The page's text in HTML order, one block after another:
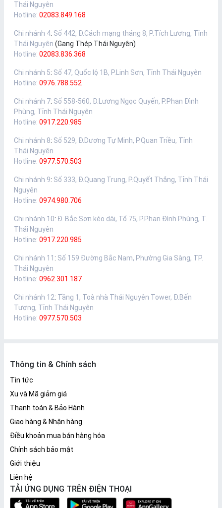
Thái Nguyên
Hotline: 02083.849.168
Chi nhánh 4: Số 442, Đ.Cách mạng tháng 8, P.Tích Lương, Tỉnh
Thái Nguyên (Gang Thép Thái Nguyên)
Hotline: 02083.836.368
Chi nhánh 5: Số 47, Quốc lộ 1B, P.Linh Sơn, Tỉnh Thái Nguyên
Hotline: 0976.788.552
Chi nhánh 7: Số 558-560, Đ.Lương Ngọc Quyến, P.Phan Đình
Phùng, Tỉnh Thái Nguyên
Hotline: 0917.220.985
Chi nhánh 8: Số 529, Đ.Dương Tự Minh, P.Quan Triều, Tỉnh
Thái Nguyên
Hotline: 0977.570.503
Chi nhánh 9: Số 333, Đ.Quang Trung, P.Quyết Thắng, Tỉnh Thái
Nguyên
Hotline: 0974.980.706
Chi nhánh 10: Đ. Bắc Sơn kéo dài, Tổ 75, P.Phan Đình Phùng, T.
Thái Nguyên
Hotline: 0917.220.985
Chi nhánh 11 : Số 159 Đường Bắc Nam, Phường Gia Sàng, TP.
Thái Nguyên
Hotline: 0962.301.187
Chi nhánh 12: Tầng 1, Toà nhà Thái Nguyên Tower, Đ.Bến
Tượng, Tỉnh Thái Nguyên
Hotline: 0977.570.503
Thông tin & Chính sách
Tin tức
Xu và Mã giảm giá
Thanh toán & Bảo Hành
Giao hàng & Nhận hàng
Điều khoản mua bán hàng hóa
Chính sách bảo mật
Giới thiệu
Liên hệ
TẢI ỨNG DỤNG TRÊN ĐIỆN THOẠI